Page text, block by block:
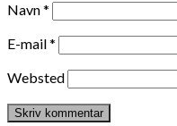
Navn*
E-mail*
Websted